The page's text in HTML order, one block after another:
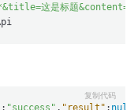
这是标题&content=这
: "success" , "result" : null